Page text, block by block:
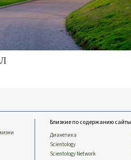
Близкие по содержанию сайты
Дианетика
Scientology
Scientology Network